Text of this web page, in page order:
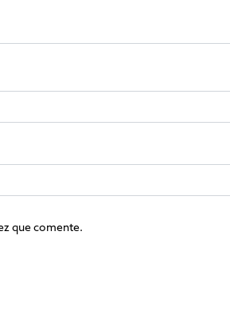
que comente.